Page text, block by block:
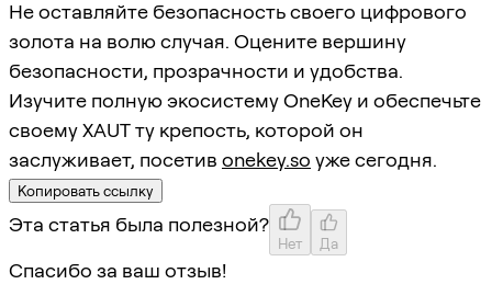
Не оставляйте безопасность своего цифрового
золота на волю случая. Оцените вершину
безопасности, прозрачности и удобства.
Изучите полную экосистему OneKey и обеспечьте
своему XAUT ту крепость, которой он
заслуживает, посетив onekey.so уже сегодня.
Копировать ссылку
Эта статья была полезной?
Нет Да
Спасибо за ваш отзыв!